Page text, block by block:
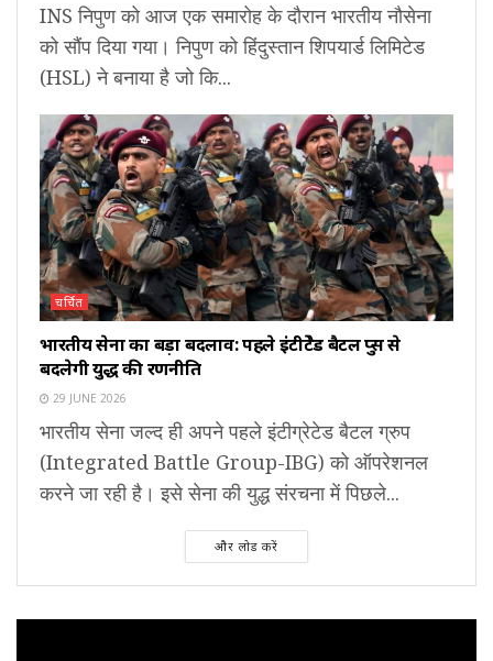
INS निपुण को आज एक समारोह के दौरान भारतीय नौसेना
को सौंप दिया गया। निपुण को हिंदुस्तान शिपयार्ड लिमिटेड
(HSL) ने बनाया है जो कि...
चर्चित
भारतीय सेना का बड़ा बदलाव: पहले इंटीग्रेटेड बैटल ग्रुप्स से
बदलेगी युद्ध की रणनीति
29 JUNE 2026
भारतीय सेना जल्द ही अपने पहले इंटीग्रेटेड बैटल ग्रुप
(Integrated Battle Group-IBG) को ऑपरेशनल
करने जा रही है। इसे सेना की युद्ध संरचना में पिछले...
और लोड करें